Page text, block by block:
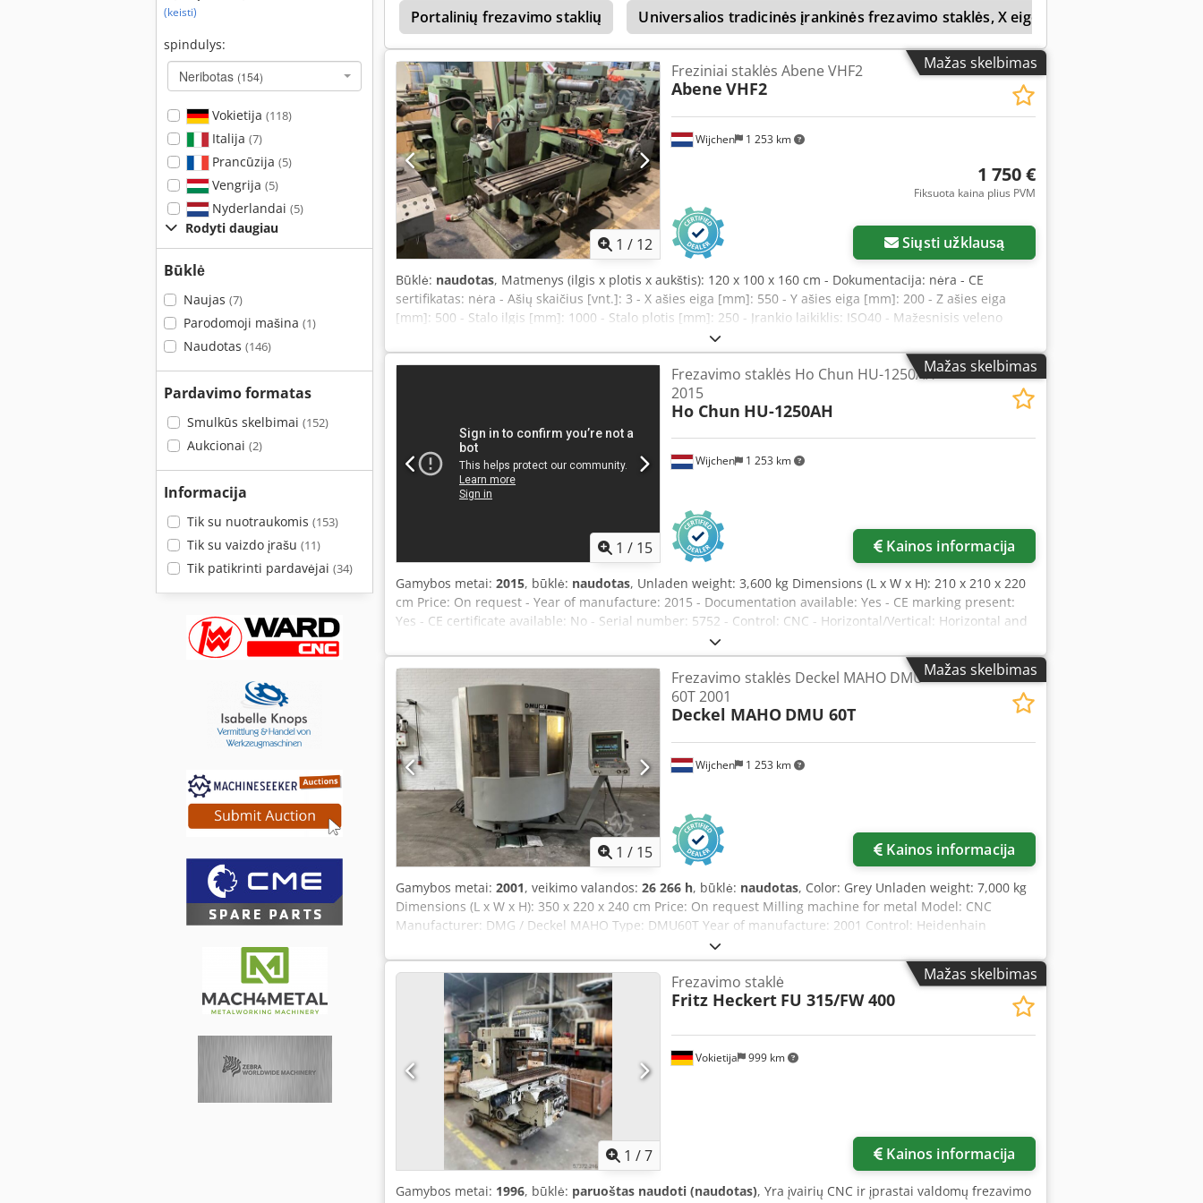
(keisti)
spindulys:
Neribotas (154)
Vokietija (118)
Italija (7)
Prancūzija (5)
Vengrija (5)
Nyderlandai (5)
Rodyti daugiau
Būklė
Naujas (7)
Parodomoji mašina (1)
Naudotas (146)
Pardavimo formatas
Smulkūs skelbimai (152)
Aukcionai (2)
Informacija
Tik su nuotraukomis (153)
Tik su vaizdo įrašu (11)
Tik patikrinti pardavėjai (34)
Transport packages [pcs.]: 1 Financial Information: VAT: The stated price is subject to VAT VAT/margin
scheme: VAT deductible for businesses Delivery and trade-in possible at any time for all industrial
equipment. Lukas van Rossum
Portalinių frezavimo staklių
Universalios tradicinės įrankinės frezavimo staklės, X eigos diapazonas 0–399
Frezavimo Stakles
Mažas skelbimas
1 / 12
Wijchen 1 253 km
Freziniai staklės Abene VHF2
Abene VHF2
1 750 €
Fiksuota kaina plius PVM
Siųsti užklausą
Būklė: naudotas, Matmenys (ilgis x plotis x aukštis): 120 x 100 x 160 cm - Dokumentacija: nėra - CE
sertifikatas: nėra - Ašių skaičius [vnt.]: 3 - X ašies eiga [mm]: 550 - Y ašies eiga [mm]: 200 - Z ašies eiga
[mm]: 500 - Stalo ilgis [mm]: 1000 - Stalo plotis [mm]: 250 - Įrankio laikiklis: ISO40 - Mažesnisis veleno
sukimosi greitis [aps./min.]: 44 - Didžiausiasis veleno sukimosi greitis [aps./min.]: 2000 - Transportavimo
matmenys: 1200 mm x 1000 mm x 1600 mm (ilgis x plotis x aukštis) Finansinė informacija PVM: nurodyta
kaina yra be PVM PVM / Diferencinis apmokestinimas: PVM galima atskaityti įmonėms Chjdpfxjzrx Rcs
Abxja Pristatymas ir senos įrangos atsiėmimas galimi bet kuriuo metu, taikoma visai pramoninei įrangai.
Mažas skelbimas
1 / 15
Wijchen 1 253 km
Frezavimo staklės Ho Chun HU-1250AH
2015
Ho Chun HU-1250AH
Kainos informacija
Gamybos metai: 2015, būklė: naudotas, Unladen weight: 3,600 kg Dimensions (L x W x H): 210 x 210 x 220
cm Price: On request - Year of manufacture: 2015 - Documentation available: Yes - CE marking present:
Yes - CE certificate available: No - Serial number: 5752 - Control: CNC - Horizontal/Vertical: Horizontal and
Vertical - Control system brand: Heidenhain - Power [kW]: 12.0 - Number of axes: 3 - X-axis travel [mm]:
1250 - Y-axis travel [mm]: 540 - Z-axis travel [mm]: 520 - Table length [mm]: 1800 - Table width [mm]: 400 -
Tool holder: BT50 - Main spindle power [kW]: 7.5 - Min. spindle speed [rpm]: 275 - Max. spindle speed
[rpm]: 2000 - Tools included: Yes - Transport dimensions: 2100mm x 2100mm x 2200mm (L x W x H) -
Transport weight [kg]: 3600kg - Number of transport packages: 2 Cedpfx Abezrx N Eexoha Financial
Information VAT: The listed price is excluding VAT VAT/Margin scheme: VAT deductible for businesses
Delivery and trade-in possible at any time for all items from the industrial sector Lukas van Rossum
Mažas skelbimas
1 / 15
Wijchen 1 253 km
Frezavimo staklės Deckel MAHO DMU
60T 2001
Deckel MAHO DMU 60T
Kainos informacija
Gamybos metai: 2001, veikimo valandos: 26 266 h, būklė: naudotas, Color: Grey Unladen weight: 7,000 kg
Dimensions (L x W x H): 350 x 220 x 240 cm Price: On request Milling machine for metal Model: CNC
Manufacturer: DMG / Deckel MAHO Type: DMU60T Year of manufacture: 2001 Control: Heidenhain
Operating hours: 26,266 Work area: 630 x 560 x 560 mm Spindle speed: 10,000 rpm Chjdoywt Nyepfx
Abxoa Table size: 1,000 x 600 mm Taper: ISO40 Max. workpiece weight: 400 kg Including filter unit Interlit
SK200-760 Including tool container Including documentation Function video available Machine weight:
6,700 kg Machine dimensions: 3,500 x 2,400 x 2,200 mm - Year of manufacture: 2001 - Documentation
available: Yes - CE marking available: Yes - CE certificate available: No - Operating hours: 26,266 - Control
type: CNC - Control system brand: Heidenhain - Number of axes: 3 - X-axis travel (mm): 630 - Y-axis travel
(mm): 560 - Z-axis travel (mm): 560 - Table length (mm): 1,000 - Table width (mm): 600 - Tool holder: SK40 -
Max. spindle speed (rpm): 10,000 - Options: external cooling, tool magazine - Transport dimensions: 3,500
mm x 2,200 mm x 2,400 mm (L x W x H) - Transport weight (kg): 7,000 kg - Number of transport units: 1
Financial information VAT: The stated price is subject to VAT VAT/differential taxation: VAT deductible for
businesses Delivery and trade-in possible at any time for all industrial equipment Lukas van Rossum
Mažas skelbimas
1 /7
Vokietija 999 km
Frezavimo staklė
Fritz Heckert FU 315/FW 400
Kainos informacija
Gamybos metai: 1996, būklė: paruoštas naudoti (naudotas), Yra įvairių CNC ir įprastai valdomų frezavimo